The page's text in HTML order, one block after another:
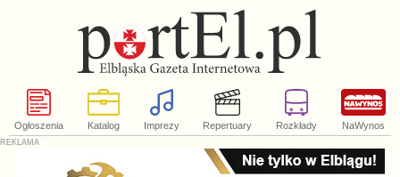
Ogłoszenia Katalog Imprezy Repertuary Rozkłady NaWynos